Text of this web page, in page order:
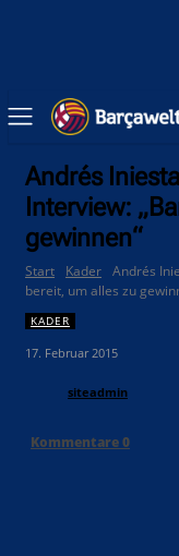
Andrés
Interview:
gewinnen“
Start Kader Andrés
bereit, um alles zu
KADER
17. Februar 2015
siteadmin
Kommentare0